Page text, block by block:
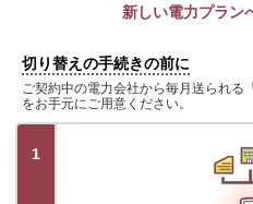
新しい電力プラン
切り替えの手続きの前に
ご契約中の電力会社から毎月送られる
をお手元にご用意ください。
1